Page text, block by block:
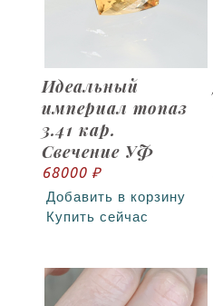
Идеальный
империал топаз
3.41 кар.
Свечение УФ
68000 ₽
Добавить в корзину
Купить сейчас